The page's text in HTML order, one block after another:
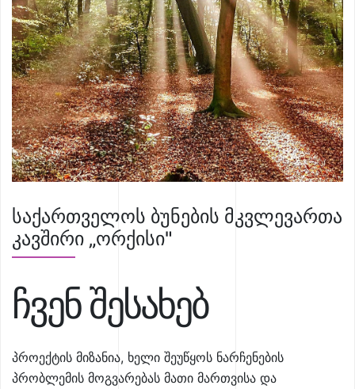
საქართველოს ბუნების მკვლევართა
კავშირი „ორქისი"
ჩვენ შესახებ
პროექტის მიზანია, ხელი შეუწყოს ნარჩენების
პრობლემის მოგვარებას მათი მართვისა და